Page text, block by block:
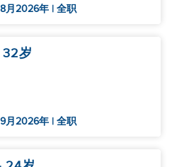
月2026年 | 全职
32岁
月2026年 | 全职